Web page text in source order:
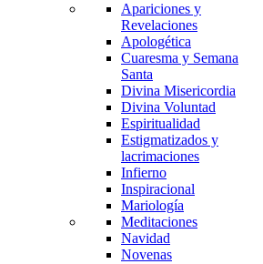
Apariciones y
Revelaciones
Apologética
Cuaresma y Semana
Santa
Divina Misericordia
Divina Voluntad
Espiritualidad
Estigmatizados y
lacrimaciones
Infierno
Inspiracional
Mariología
Meditaciones
Navidad
Novenas